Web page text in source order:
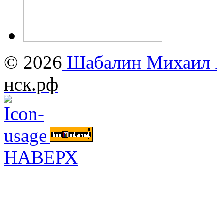
© 2026 Шабалин Михаил
нск.рф
НАВЕРХ